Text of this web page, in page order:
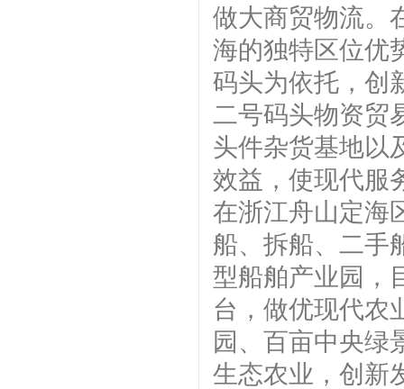
做大商贸物流。
海的独特区位优
码头为依托，创
二号码头物资贸
头件杂货基地以
效益，使现代服
在浙江舟山定海
船、拆船、二手
型船舶产业园，
台，做优现代农
园、百亩中央绿
生态农业，创新